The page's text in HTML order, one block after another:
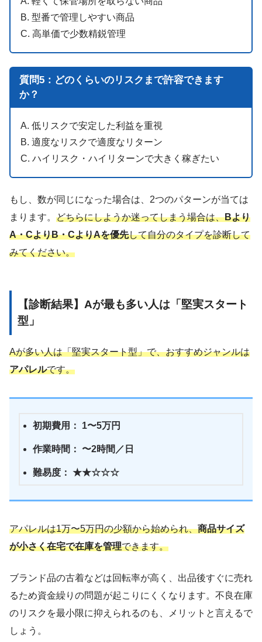
B. 型番で管理しやすい商品
C. 高単価で少数精鋭管理
質問5：どのくらいのリスクまで許容できます
か？
A. 低リスクで安定した利益を重視
B. 適度なリスクで適度なリターン
C. ハイリスク・ハイリターンで大きく稼ぎたい
もし、数が同じになった場合は、2つのパターンが当ては
まります。 どちらにしようか迷ってしまう場合は、Bより
A・CよりB・CよりAを優先して自分のタイプを診断して
みてください。
【診断結果】Aが最も多い人は「堅実スタート
型」
Aが多い人は「堅実スタート型」で、おすすめジャンルは
アパレルです。
初期費用： 1〜5万円
作業時間： 〜2時間／日
難易度： ★★☆☆☆
アパレルは1万〜5万円の少額から始められ、商品サイズ
が小さく在宅で在庫を管理できます。
ブランド品の古着などは回転率が高く、出品後すぐに売れ
るため資金繰りの問題が起こりにくくなります。不良在庫
のリスクを最小限に抑えられるのも、メリットと言えるで
しょう。